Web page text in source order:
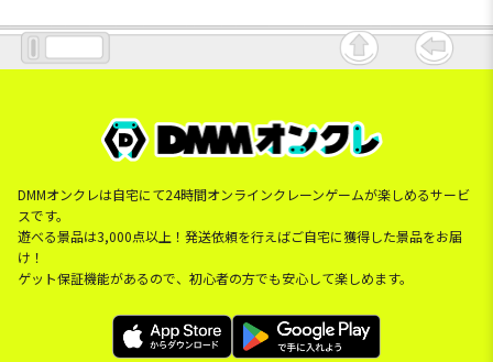
DMMオンクレは自宅にて24時間オンラインクレーンゲームが楽しめるサービ
スです。
遊べる景品は3,000点以上！発送依頼を行えばご自宅に獲得した景品をお届
け！
ゲット保証機能があるので、初心者の方でも安心して楽しめます。